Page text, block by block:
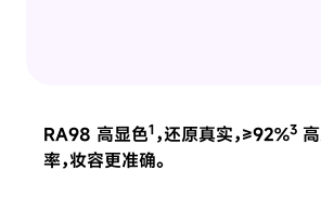
RA98 高显色1，还原真实，≥92%3
率，妆容更准确。